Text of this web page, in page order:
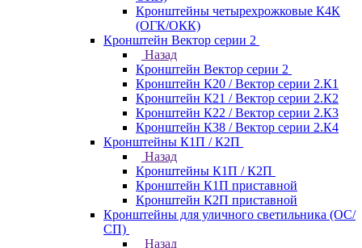
Кронштейны четырехрожковые К4К
(ОГК/ОКК)
Кронштейн Вектор серии 2
Назад
Кронштейн Вектор серии 2
Кронштейн К20 / Вектор серии 2.К1
Кронштейн К21 / Вектор серии 2.К2
Кронштейн К22 / Вектор серии 2.К3
Кронштейн К38 / Вектор серии 2.К4
Кронштейны К1П / К2П
Назад
Кронштейны К1П / К2П
Кронштейн К1П приставной
Кронштейн К2П приставной
Кронштейны для уличного светильника (ОС/
СП)
Назад